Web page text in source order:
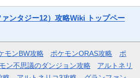
ンタジー12）攻略Wiki トップペー
モンBW攻略 ポケモンORAS攻略
ポ
ン不思議のダンジョン攻略
アルトネリ